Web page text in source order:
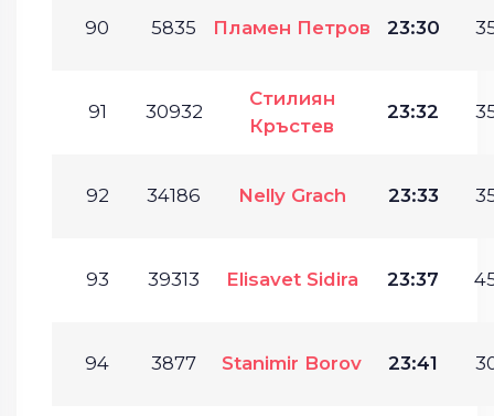
90 5835 Пламен Петров 23:30
91 30932
Стилиян
Кръстев
23:32
92 34186 Nelly Grach 23:33
93 39313 Elisavet Sidira 23:37
94 3877 Stanimir Borov 23:41